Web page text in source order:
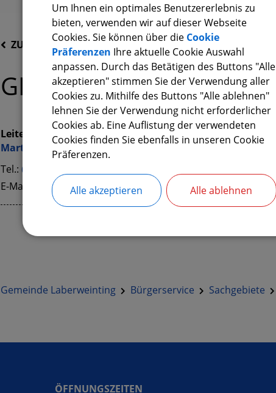
Gemeinde Laberweinting Bürgerservice Sachgebiete
ZURÜCK
GEWERBEWESEN
Leiter:
Martina
Eichner
Tel.: 08772 9619-15
E-Mail:
martina.eichner@laberweinting.de
ÖFFNUNGSZEITEN
Um Ihnen ein optimales Benutzererlebnis zu
bieten, verwenden wir auf dieser Webseite
Cookies. Sie können über die Cookie
Präferenzen Ihre aktuelle Cookie Auswahl
anpassen. Durch das Betätigen des Buttons "Alle
akzeptieren" stimmen Sie der Verwendung aller
Cookies zu. Mithilfe des Buttons "Alle ablehnen"
lehnen Sie der Verwendung nicht erforderlicher
Cookies ab. Eine Auflistung der verwendeten
Cookies finden Sie ebenfalls in unseren Cookie
Präferenzen.
Alle akzeptieren Alle ablehnen